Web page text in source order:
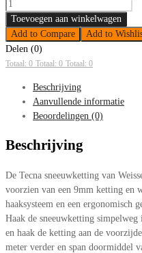
Toevoegen aan winkelwagen
Add to Compare
Add to
Delen (0)
Totaal: 0 Totaal: 0 Totaal: 0
Beschrijving
Aanvullende informatie
Beoordelingen (0)
Beschrijving
De Tecna sneeuwketting van
voorzien van een 9mm ketting en
haaksysteem en een ergonomisch
Haak de sneeuwketting
en haak de ketting aan de
meter verder en span doormiddel